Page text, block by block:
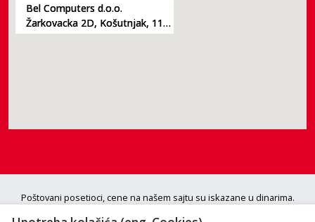
Bel Computers d.o.o.
Žarkovacka 2D, Košutnjak, 11000, Beograd
Poštovani posetioci, cene na našem sajtu su iskazane u dinarima.